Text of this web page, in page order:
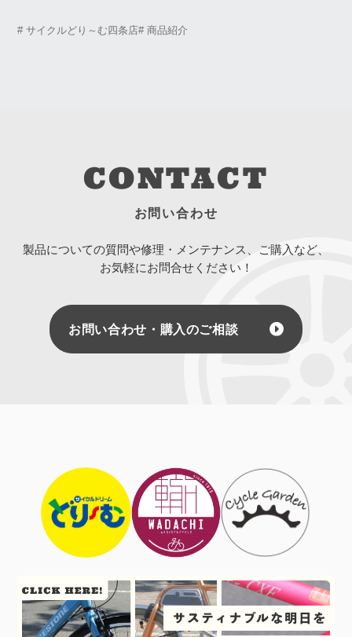
# サイクルどり～む四条店# 商品紹介
CONTACT
お問い合わせ
製品についての質問や修理・メンテナンス、ご購入など、
お気軽にお問合せください！
お問い合わせ・購入のご相談